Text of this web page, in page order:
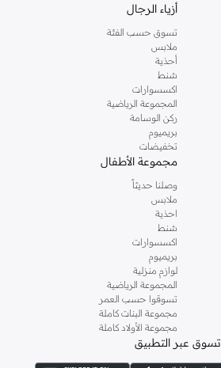
أزياء الرجال
تسوق حسب الفئة
ملابس
أحذية
شنط
اكسسوارات
المجموعة الرياضية
ركن الوسامة
بريميوم
تخفيضات
مجموعة الأطفال
وصلنا حديثاً
ملابس
احذية
شنط
اكسسوارات
بريميوم
لوازم منزلية
المجموعة الرياضية
تسوقوا حسب العمر
مجموعة البنات كاملة
مجموعة الأولاد كاملة
تسوق عبر التطبيق